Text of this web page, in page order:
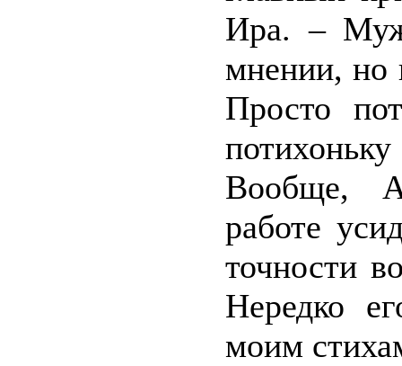
Ира. – Муж
мнении, но
Просто
Вообще,
работе
точности
Нередко
моим